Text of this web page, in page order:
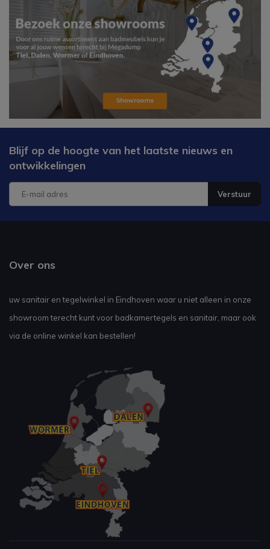
Blijf op de hoogte van het laatste nieuws en
ontwikkelingen
Verstuur
Over ons
uw sanitair en tegelwinkel in Eindhoven waar u niet alleen in onze
showroom terecht kunt voor badkamertegels en sanitair, maar ook
via de online winkel kan bestellen!